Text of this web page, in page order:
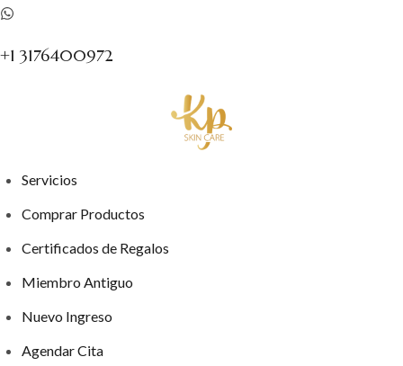
+1 3176400972
Servicios
Comprar Productos
Certificados de Regalos
Miembro Antiguo
Nuevo Ingreso
Agendar Cita